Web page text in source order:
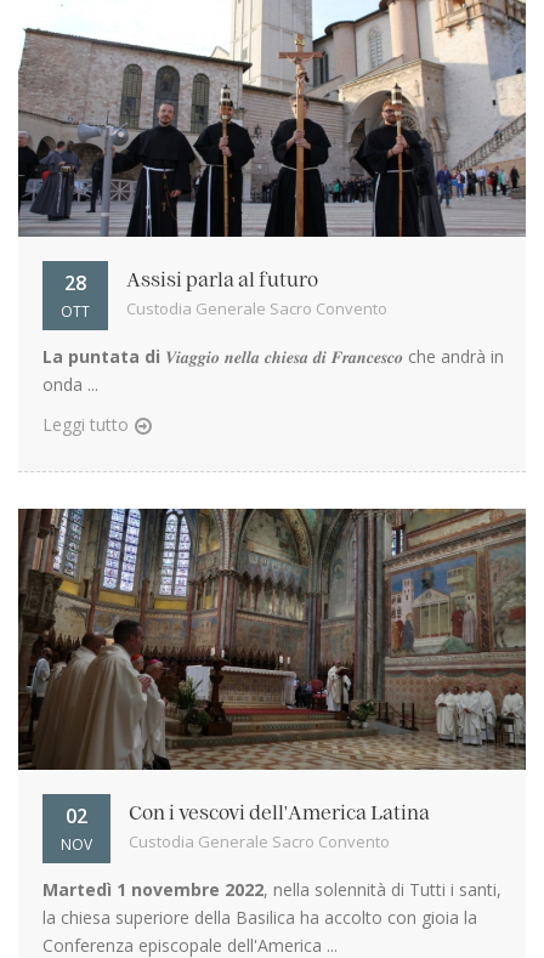
28
OTT
Assisi parla al futuro
Custodia Generale Sacro Convento
La puntata di 𝑽𝒊𝒂𝒈𝒈𝒊𝒐 𝒏𝒆𝒍𝒍𝒂 𝒄𝒉𝒊𝒆𝒔𝒂 𝒅𝒊 𝑭𝒓𝒂𝒏𝒄𝒆𝒔𝒄𝒐 che andrà in
onda ...
Leggi tutto
02
NOV
Con i vescovi dell'America Latina
Custodia Generale Sacro Convento
Martedì 1 novembre 2022, nella solennità di Tutti i santi,
la chiesa superiore della Basilica ha accolto con gioia la
Conferenza episcopale dell'America ...